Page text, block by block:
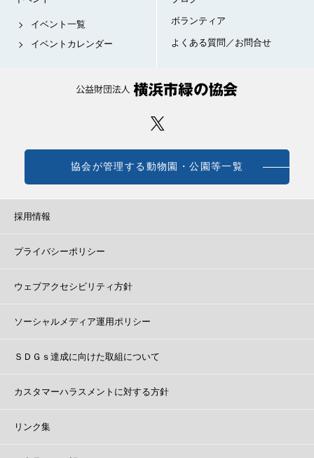
イベント一覧
イベントカレンダー
ボランティア
よくある質問／お問合せ
協会が管理する動物園・公園等一覧
採用情報
プライバシーポリシー
ウェブアクセシビリティ方針
ソーシャルメディア運用ポリシー
ＳＤＧｓ達成に向けた取組について
カスタマーハラスメントに対する方針
リンク集